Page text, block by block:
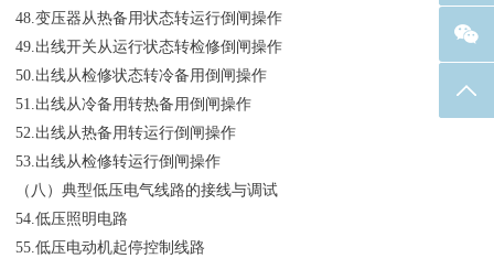
48.变压器从热备用状态转运行倒闸操作
49.出线开关从运行状态转检修倒闸操作
50.出线从检修状态转冷备用倒闸操作
51.出线从冷备用转热备用倒闸操作
52.出线从热备用转运行倒闸操作
53.出线从检修转运行倒闸操作
（八）典型低压电气线路的接线与调试
54.低压照明电路
55.低压电动机起停控制线路
返回